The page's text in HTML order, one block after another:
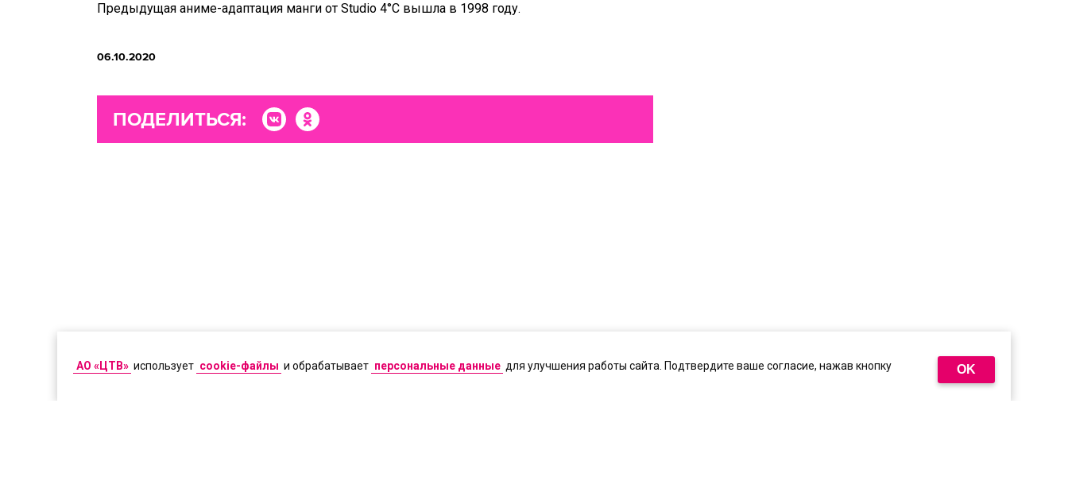
Предыдущая аниме-адаптация манги от Studio 4°C вышла в 1998 году.
06.10.2020
ПОДЕЛИТЬСЯ:
АО «ЦТВ» использует cookie-файлы и обрабатывает персональные данные для улучшения работы сайта. Подтвердите ваше согласие, нажав кнопку OK